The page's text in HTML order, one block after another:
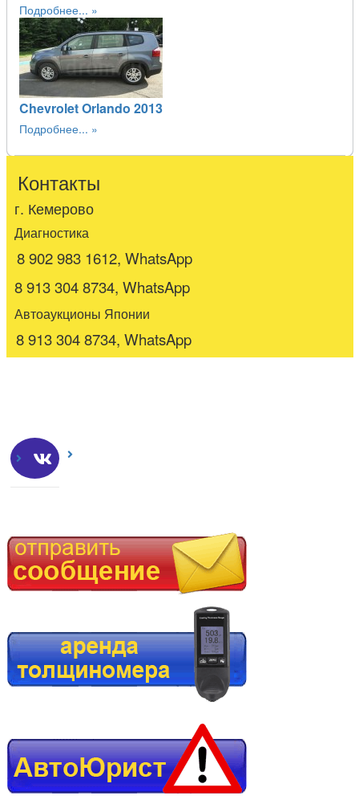
Подробнее...
Chevrolet Orlando 2013
Подробнее...
Контакты
г. Кемерово
Диагностика
8 902 983 1612, WhatsApp
8 913 304 8734, WhatsApp
Автоаукционы Японии
8 913 304 8734, WhatsApp